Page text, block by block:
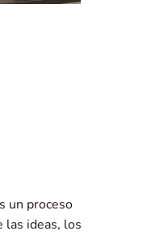
un proceso
las ideas, los